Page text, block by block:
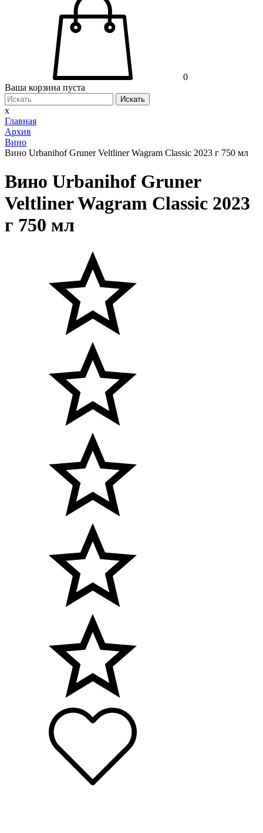
0
Ваша корзина пуста
Искать
x
Главная
Архив
Вино
Вино Urbanihof Gruner Veltliner Wagram Classic 2023 г 750 мл
Вино Urbanihof Gruner
Veltliner Wagram Classic 2023
г 750 мл